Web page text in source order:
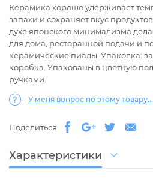
Керамика хорошо удерживает
запахи и сохраняет вкус
духе японского минимализма
для дома, ресторанной подачи и
керамические пиалы. Упаковка:
коробка. Упакованы в цветную
ручками.
У меня вопрос по этому товару...
Поделиться
Характеристики